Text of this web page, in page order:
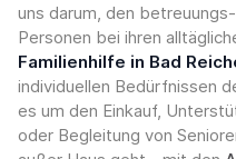
uns darum, den
Personen bei ihren
Familienhilfe in Bad
individuellen Bedürfnissen
es um den Einkauf,
oder Begleitung von